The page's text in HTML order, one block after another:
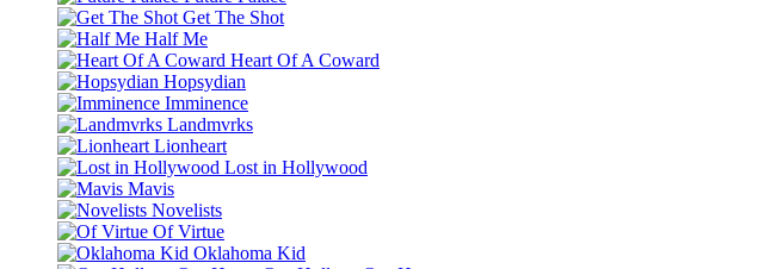
Get The Shot
Half Me
Heart Of A Coward
Hopsydian
Imminence
Landmvrks
Lionheart
Lost in Hollywood
Mavis
Novelists
Of Virtue
Oklahoma Kid